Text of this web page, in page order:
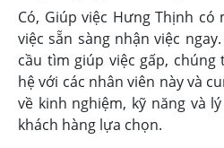
Có, Giúp việc Hưng Thịnh
việc sẵn sàng nhận việc
cầu tìm giúp việc gấp,
hệ với các nhân viên này và
về kinh nghiệm, kỹ năng và
khách hàng lựa chọn.